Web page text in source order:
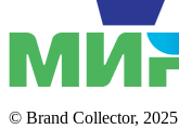
© Brand Collector, 2025